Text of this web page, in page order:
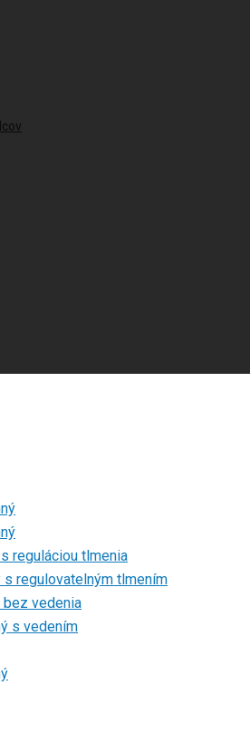
reguláciou tlmenia
s regulovatelným tlmením
bez vedenia
s vedením